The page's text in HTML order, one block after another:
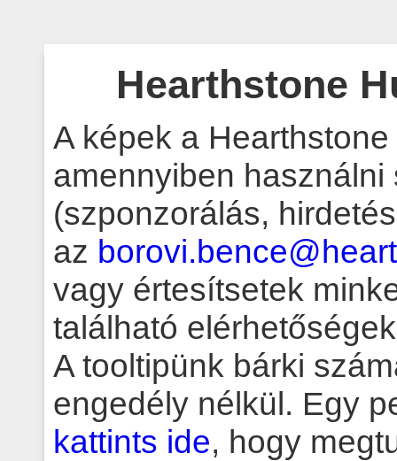
Hearthstone
A képek a
amennyiben
(szponzorálás,
az
vagy értesítsetek
található
A tooltipünk bárki
engedély nélkül. Egy
kattints ide, hogy